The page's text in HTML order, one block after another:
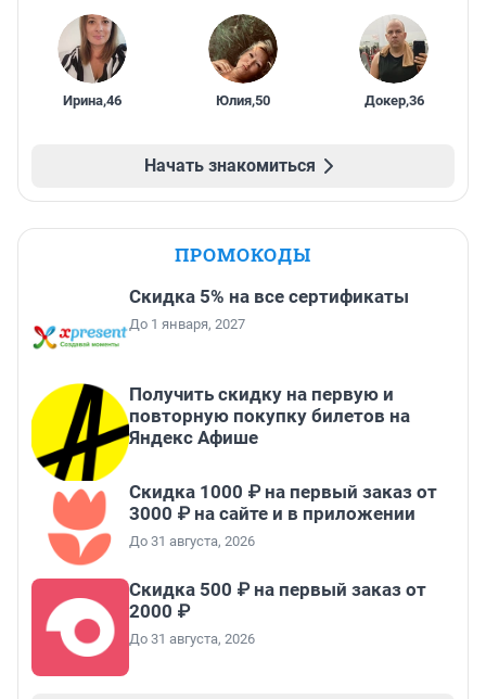
Ирина,46 Юлия,50 Докер,36
Начать знакомиться
ПРОМОКОДЫ
Скидка 5% на все сертификаты
До 1 января, 2027
Получить скидку на первую и
повторную покупку билетов на
Яндекс Афише
Скидка 1000 ₽ на первый заказ от
3000 ₽ на сайте и в приложении
До 31 августа, 2026
Скидка 500 ₽ на первый заказ от
2000 ₽
До 31 августа, 2026